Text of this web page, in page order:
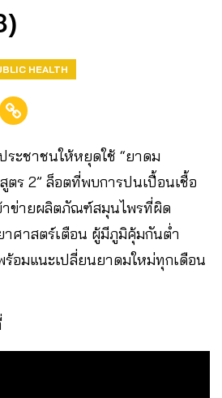
HEALTH
ระชาชนให้หยุดใช้ “ยาดม
ตร 2” ล็อตที่พบการปนเปื้อนเชื้อ
ข่ายผลิตภัณฑ์สมุนไพรที่ผิด
ศาสตร์เตือน ผู้มีภูมิคุ้มกันต่ำ
ร้อมแนะเปลี่ยนยาดมใหม่ทุกเดือน